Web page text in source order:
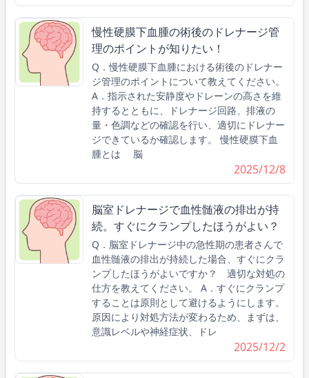
慢性硬膜下血腫の術後のドレナージ管
理のポイントが知りたい！
Q．慢性硬膜下血腫における術後のドレナー
ジ管理のポイントについて教えてください。
A．指示された安静度やドレーンの高さを維
持するとともに、ドレナージ回路、排液の
量・色調などの確認を行い、適切にドレナー
ジできているか確認します。 慢性硬膜下血
腫とは 脳
2025/12/8
脳室ドレナージで血性髄液の排出が持
続。すぐにクランプしたほうがよい？
Q．脳室ドレナージ中の急性期の患者さんで
血性髄液の排出が持続した場合、すぐにクラ
ンプしたほうがよいですか？ 適切な対処の
仕方を教えてください。 A．すぐにクランプ
することは原則として避けるようにします。
原因により対処方法が変わるため、まずは、
意識レベルや神経症状、ドレ
2025/12/2